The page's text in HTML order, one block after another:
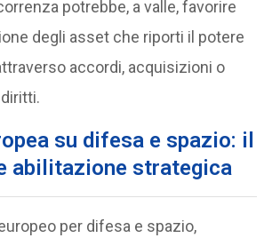
potrebbe, a valle, favorire
degli asset che riporti il potere
accordi, acquisizioni o
su difesa e spazio: il
abilitazione strategica
per difesa e spazio,